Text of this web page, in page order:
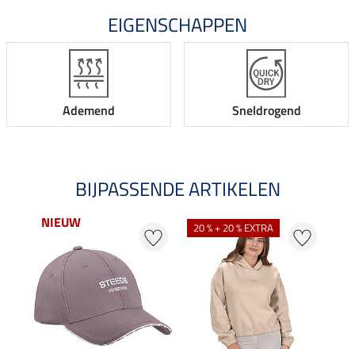
EIGENSCHAPPEN
Ademend Sneldrogend
BIJPASSENDE ARTIKELEN
NIEUW 20 % + 20 % EXTRA